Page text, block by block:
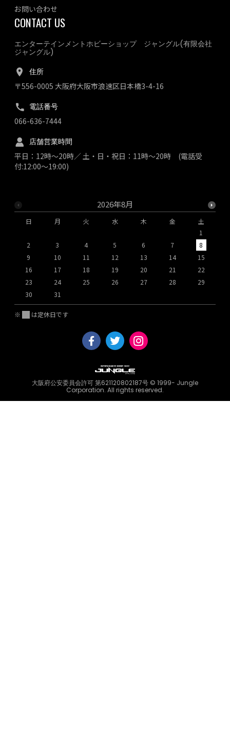
2026年8月
日 月 火 水 木 金
土
1
2
3 4 5 6 7
8
9
10 11 12 13 14
15
16
17 18 19 20 21
22
23
24 25 26 27 28
29
30
31
※ は定休日です
お問い合わせ
CONTACT US
エンターテインメントホビーショップ ジャングル(有限会社
ジャングル)
住所
〒556-0005 大阪府大阪市浪速区日本橋3-4-16
電話番号
066-636-7444
店舗営業時間
平日：12時～20時／ 土・日・祝日：11時～20時 (電話受
付:12:00～19:00)
大阪府公安委員会許可 第621120802187号 © 1999- Jungle
Corporation. All rights reserved.